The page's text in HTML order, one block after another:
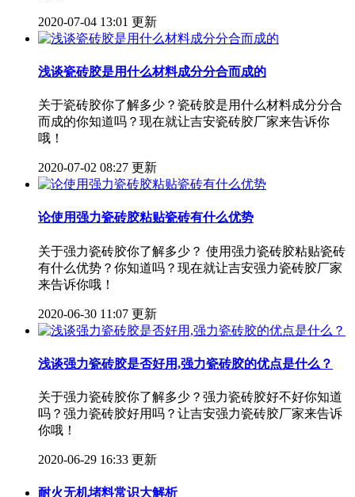
2020-07-04 13:01 更新
浅谈瓷砖胶是用什么材料成分分合而成的
关于瓷砖胶你了解多少？瓷砖胶是用什么材料成分分合
而成的你知道吗？现在就让吉安瓷砖胶厂家来告诉你
哦！
2020-07-02 08:27 更新
论使用强力瓷砖胶粘贴瓷砖有什么优势
关于强力瓷砖胶你了解多少？ 使用强力瓷砖胶粘贴瓷砖
有什么优势？你知道吗？现在就让吉安强力瓷砖胶厂家
来告诉你哦！
2020-06-30 11:07 更新
浅谈强力瓷砖胶是否好用,强力瓷砖胶的优点是什么？
关于强力瓷砖胶你了解多少？强力瓷砖胶好不好你知道
吗？强力瓷砖胶好用吗？让吉安强力瓷砖胶厂家来告诉
你哦！
2020-06-29 16:33 更新
耐火无机堵料常识大解析